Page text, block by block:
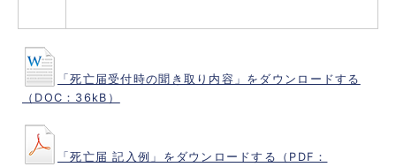
「死亡届受付時の聞き取り内容」をダウンロードする
（DOC：36kB）
「死亡届 記入例」をダウンロードする（PDF：